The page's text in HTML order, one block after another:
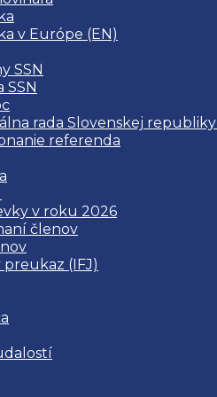
v Európe (EN)
SSN
SSN
rada Slovenskej republiky
referenda
v roku 2026
členov
(IFJ)